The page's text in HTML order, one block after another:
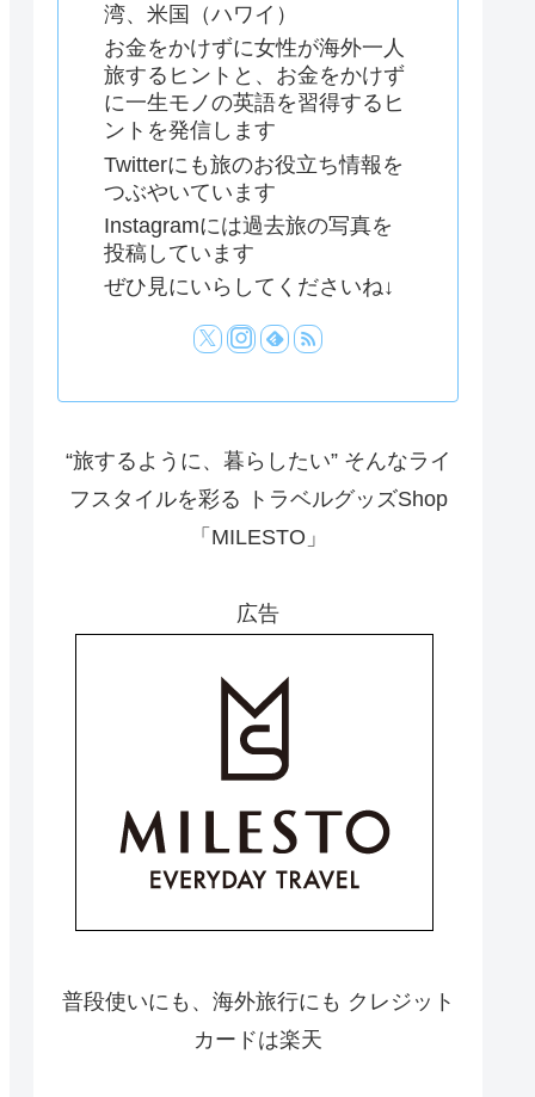
湾、米国（ハワイ）
お金をかけずに女性が海外一人
旅するヒントと、お金をかけず
に一生モノの英語を習得するヒ
ントを発信します
Twitterにも旅のお役立ち情報を
つぶやいています
Instagramには過去旅の写真を
投稿しています
ぜひ見にいらしてくださいね↓
“旅するように、暮らしたい” そんなライ
フスタイルを彩る トラベルグッズShop
「MILESTO」
広告
普段使いにも、海外旅行にも クレジット
カードは楽天